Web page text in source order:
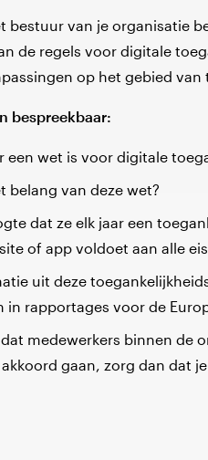
bestuur van je organisatie
de regels voor digitale
op het gebied
bespreekbaar:
een wet is voor digitale
belang van deze wet?
dat ze elk jaar een
of app voldoet aan alle
uit deze
in rapportages voor de
medewerkers binnen de
gaan, zorg dan dat